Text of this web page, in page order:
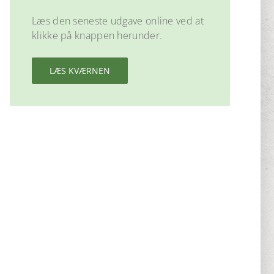
Læs den seneste udgave online ved at
klikke på knappen herunder.
LÆS KVÆRNEN